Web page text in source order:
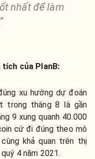
nhất để làm
của PlanB:
xu hướng dự đoán
trong tháng 8 là gần
9 xung quanh 40.000
cứ đi đúng theo mô
khả quan trên thị
4 năm 2021.